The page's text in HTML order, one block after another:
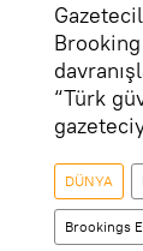
“Türk
DÜNYA
Brookings